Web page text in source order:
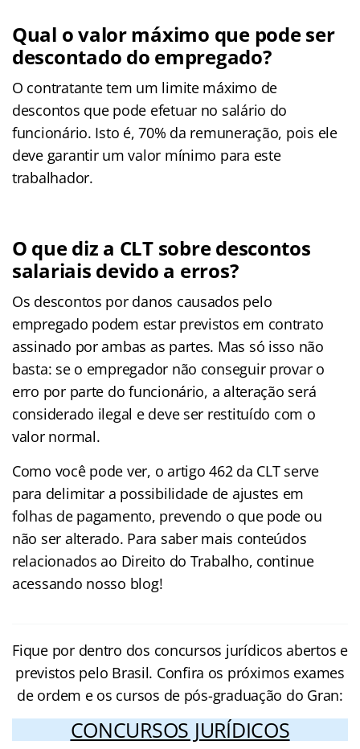
Qual o valor máximo que pode ser
descontado do empregado?
O contratante tem um limite máximo de
descontos que pode efetuar no salário do
funcionário. Isto é, 70% da remuneração, pois ele
deve garantir um valor mínimo para este
trabalhador.
O que diz a CLT sobre descontos
salariais devido a erros?
Os descontos por danos causados pelo
empregado podem estar previstos em contrato
assinado por ambas as partes. Mas só isso não
basta: se o empregador não conseguir provar o
erro por parte do funcionário, a alteração será
considerado ilegal e deve ser restituído com o
valor normal.
Como você pode ver, o artigo 462 da CLT serve
para delimitar a possibilidade de ajustes em
folhas de pagamento, prevendo o que pode ou
não ser alterado. Para saber mais conteúdos
relacionados ao Direito do Trabalho, continue
acessando nosso blog!
Fique por dentro dos concursos jurídicos abertos e
previstos pelo Brasil. Confira os próximos exames
de ordem e os cursos de pós-graduação do Gran:
CONCURSOS JURÍDICOS